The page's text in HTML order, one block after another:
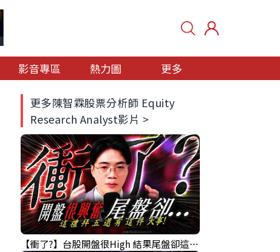
影音專區 熱力圖 更多
更多陳智霖股票分析師 Equity
Research Analyst影片 >
【衝了?】台股開盤很High 結果尾盤卻這樣... 錢進大趨勢 Mr.智霖 陳 2026/08/05